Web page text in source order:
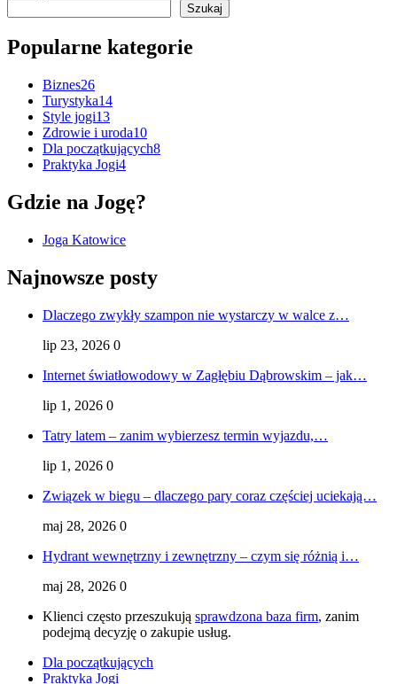
Szukaj
Popularne kategorie
Biznes26
Turystyka14
Style jogi13
Zdrowie i uroda10
Dla początkujących8
Praktyka Jogi4
Gdzie na Jogę?
Joga Katowice
Najnowsze posty
Dlaczego zwykły szampon nie wystarczy w walce z…
lip 23, 2026 0
Internet światłowodowy w Zagłębiu Dąbrowskim – jak…
lip 1, 2026 0
Tatry latem – zanim wybierzesz termin wyjazdu,…
lip 1, 2026 0
Związek w biegu – dlaczego pary coraz częściej uciekają…
maj 28, 2026 0
Hydrant wewnętrzny i zewnętrzny – czym się różnią i…
maj 28, 2026 0
Klienci często przeszukują sprawdzona baza firm, zanim
podejmą decyzję o zakupie usług.
Dla początkujących
Praktyka Jogi